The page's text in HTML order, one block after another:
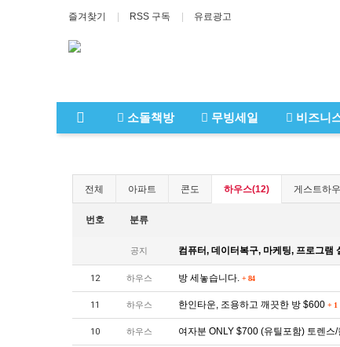
즐겨찾기 RSS 구독 유료광고
소돌책방 무빙세일 비즈니
전체 아파트 콘도 하우스(12) 게스트하
번호 분류
공지 컴퓨터, 데이터복구, 마케팅, 프로그램
12 하우스 방 세놓습니다. + 84
11 하우스 한인타운, 조용하고 깨끗한 방 $600 + 1
10 하우스 여자분 ONLY $700 (유틸포함) 토렌스/